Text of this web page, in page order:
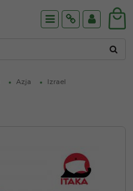
MenuInfoPanel
Azja
Izrael